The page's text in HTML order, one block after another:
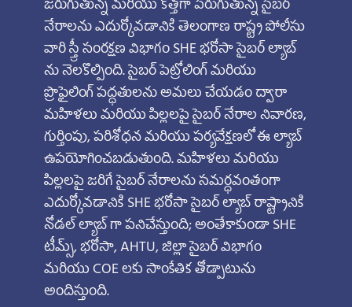
జరుగుతున్న మరియు కొత్తగా పెరుగుతున్న సైబర్
నేరాలను ఎదుర్కోవడానికి తెలంగాణ రాష్ట్ర పోలీసు
వారి స్త్రీ సంరక్షణ విభాగం SHE భరోసా సైబర్ ల్యాబ్
ను నెలకొల్పింది. సైబర్ పెట్రోలింగ్ మరియు
ప్రొఫైలింగ్ పద్ధతులను అమలు చేయడం ద్వారా
మహిళలు మరియు పిల్లలపై సైబర్ నేరాల నివారణ,
గుర్తింపు, పరిశోధన మరియు పర్యవేక్షణలో ఈ ల్యాబ్
ఉపయోగించబడుతుంది. మహిళలు మరియు
పిల్లలపై జరిగే సైబర్ నేరాలను సమర్ధవంతంగా
ఎదుర్కోవడానికి SHE భరోసా సైబర్ ల్యాబ్ రాష్ట్రానికి
నోడల్ ల్యాబ్ గా పనిచేస్తుంది; అంతేకాకుండా SHE
టీమ్స్, భరోసా, AHTU, జిల్లా సైబర్ విభాగం
మరియు COE లకు సాంకేతిక తోడ్పాటును
అందిస్తుంది.